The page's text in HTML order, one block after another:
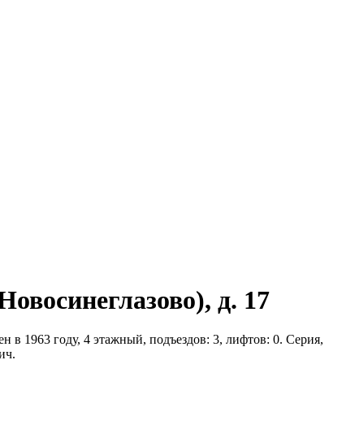
д. 17
в 1963 году, 4 этажный, подъездов: 3, лифтов: 0. Серия,